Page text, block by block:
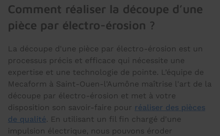
Comment réaliser la découpe d’une
pièce par électro-érosion ?
La découpe d'une pièce par électro-érosion est un
processus précis et efficace qui nécessite une
expertise et une technologie de pointe. L’équipe de
Mecaform à Saint-Ouen-l'Aumône maîtrise l'art de la
découpe par électro-érosion et met à votre
disposition son savoir-faire pour réaliser des pièces
de qualité. En utilisant un fil fin chargé d'une
impulsion électrique, nous pouvons éroder